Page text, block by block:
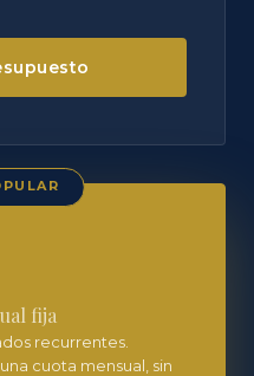
fija
recurrentes.
cuota mensual, sin